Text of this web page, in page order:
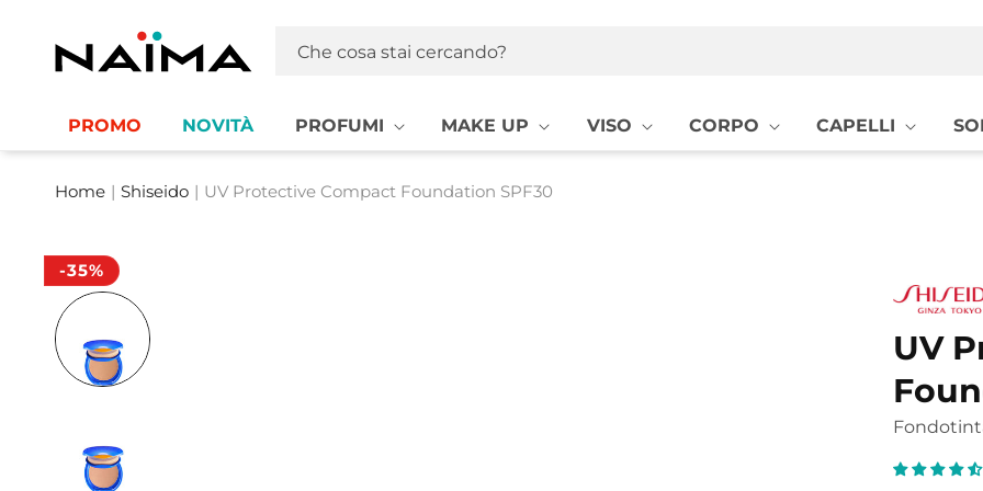
ai contenuti
Che cosa stai cercando?
PROMO NOVITÀ PROFUMI MAKE UP VISO CORPO CAPELLI
Home | Shiseido | UV Protective Compact Foundation SPF30
-35%
UV